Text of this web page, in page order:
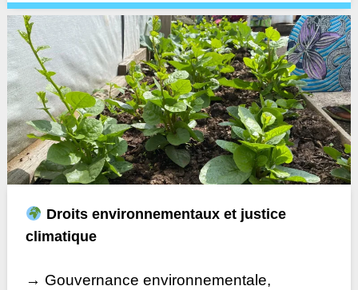
Droits environnementaux et justice
climatique
→ Gouvernance environnementale,